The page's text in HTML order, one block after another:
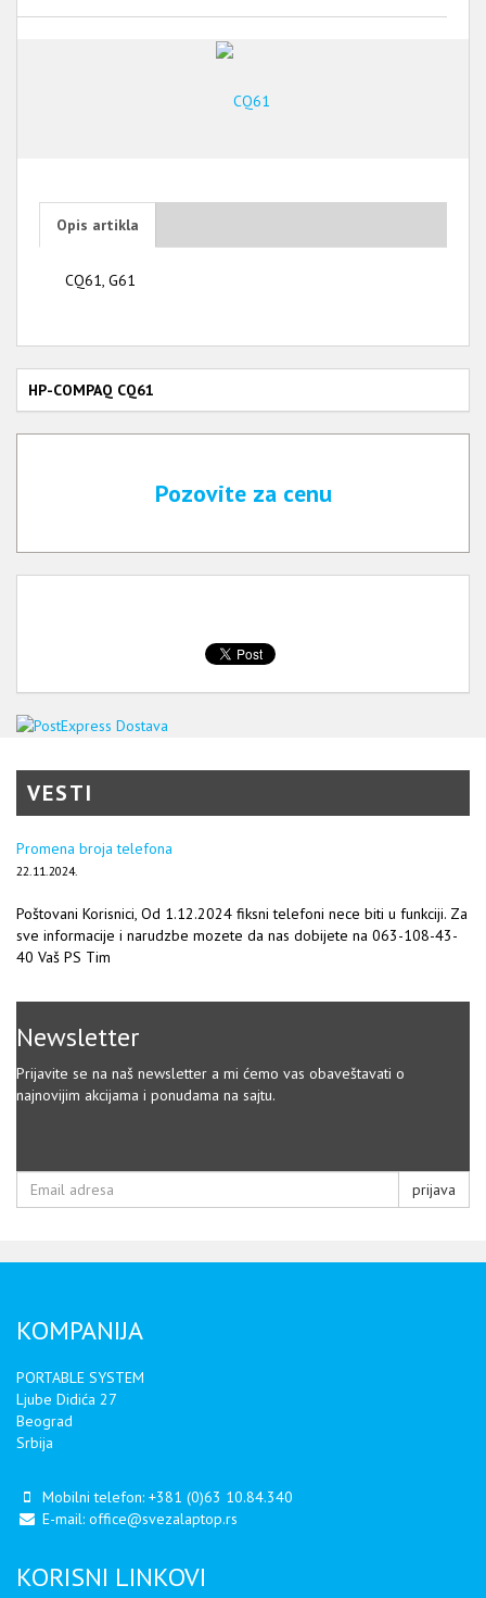
Opis artikla
CQ61, G61
HP-COMPAQ CQ61
Pozovite za cenu
VESTI
Promena broja telefona
22.11.2024.
Poštovani Korisnici, Od 1.12.2024 fiksni telefoni nece biti u funkciji. Za
sve informacije i narudzbe mozete da nas dobijete na 063-108-43-
40 Vaš PS Tim
Newsletter
Prijavite se na naš newsletter a mi ćemo vas obaveštavati o
najnovijim akcijama i ponudama na sajtu.
prijava
KOMPANIJA
PORTABLE SYSTEM
Ljube Didića 27
Beograd
Srbija
Mobilni telefon: +381 (0)63 10.84.340
E-mail: office@svezalaptop.rs
KORISNI LINKOVI